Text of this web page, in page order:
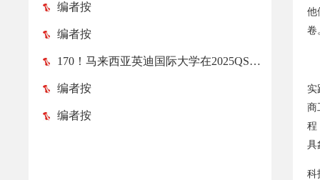
编者按
编者按
170！马来西亚英迪国际大学在2025QS亚洲大学排名榜中跃升52位！
编者按
编者按
他
卷
实
商
程
具
科